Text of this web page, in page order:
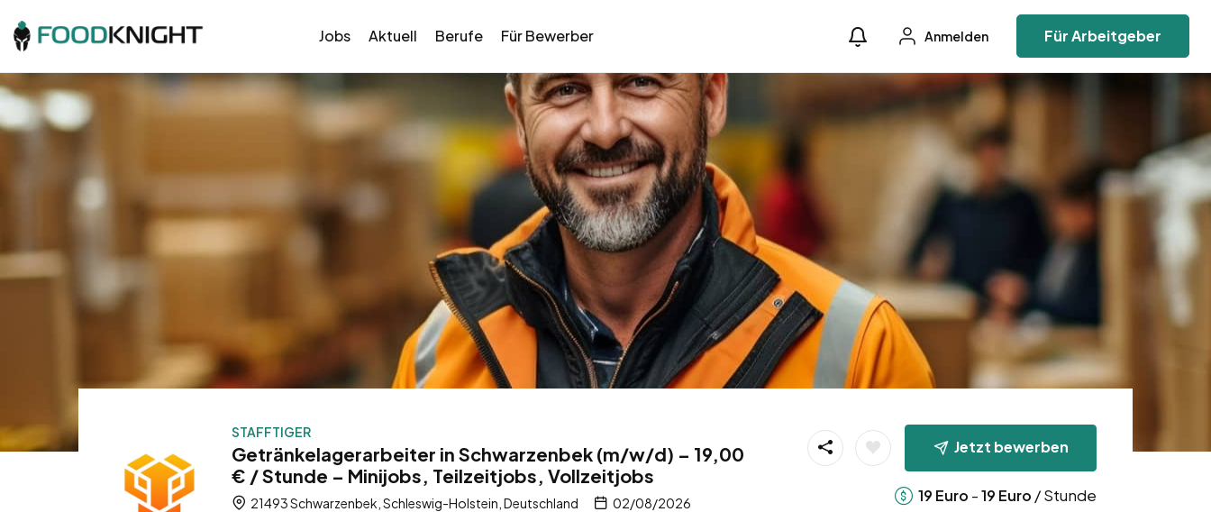
Jobs Aktuell Berufe Für Bewerber Anmelden Für Arbeitgeber
STAFFTIGER
Getränkelagerarbeiter in Schwarzenbek (m/w/d) – 19,00
€ / Stunde – Minijobs, Teilzeitjobs, Vollzeitjobs
21493 Schwarzenbek, Schleswig-Holstein, Deutschland 02/08/2026
Jetzt bewerben
19 Euro -19 Euro / Stunde